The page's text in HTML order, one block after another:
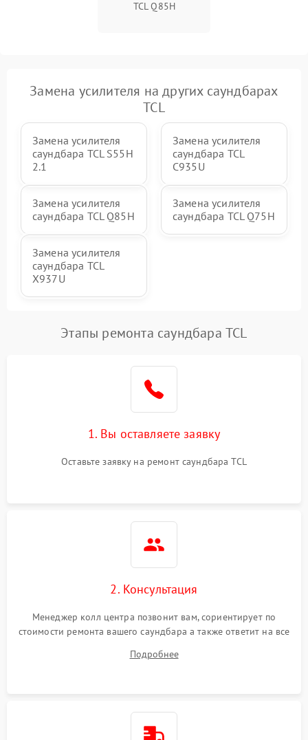
TCL Q85H
Замена усилителя на других саундбарах
TCL
Замена усилителя
саундбара TCL S55H
2.1
Замена усилителя
саундбара TCL
C935U
Замена усилителя
саундбара TCL Q85H
Замена усилителя
саундбара TCL Q75H
Замена усилителя
саундбара TCL
X937U
Этапы ремонта саундбара TCL
1. Вы оставляете заявку
Оставьте заявку на ремонт саундбара TCL
2. Консультация
Менеджер колл центра позвонит вам, сориентирует по
стоимости ремонта вашего саундбара а также ответит на все
Подробнее